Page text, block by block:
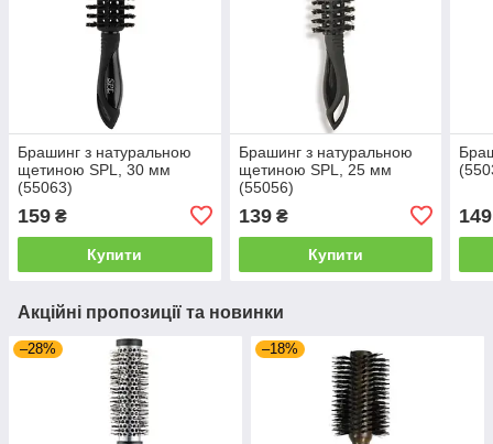
Брашинг з натуральною
щетиною SPL, 30 мм
(55063)
159 ₴
Купити
Брашинг з натуральною
щетиною SPL, 25 мм
(55056)
139₴
Купити
149
Акційні пропозиції та новинки
–28% –18%